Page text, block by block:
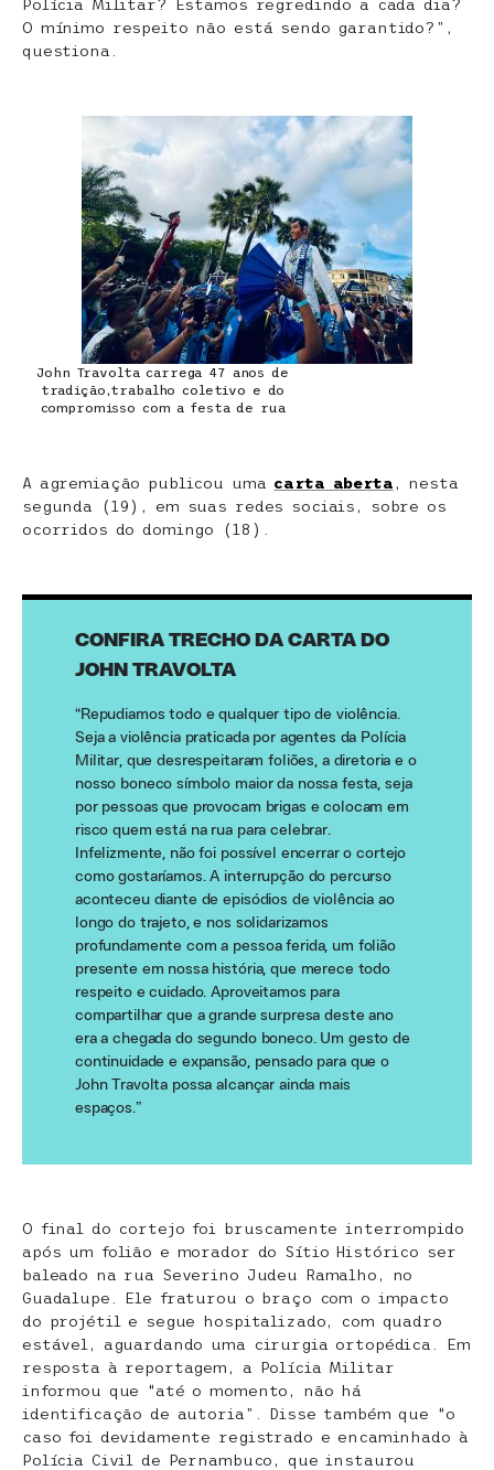
Polícia Militar? Estamos regredindo a cada dia?
O mínimo respeito não está sendo garantido?”,
questiona.
John Travolta carrega 47 anos de
tradição,trabalho coletivo e do
compromisso com a festa de rua
A agremiação publicou uma carta aberta , nesta
segunda (19), em suas redes sociais, sobre os
ocorridos do domingo (18).
CONFIRA TRECHO DA CARTA DO
JOHN TRAVOLTA
“Repudiamos todo e qualquer tipo de violência.
Seja a violência praticada por agentes da Polícia
Militar, que desrespeitaram foliões, a diretoria e o
nosso boneco símbolo maior da nossa festa, seja
por pessoas que provocam brigas e colocam em
risco quem está na rua para celebrar.
Infelizmente, não foi possível encerrar o cortejo
como gostaríamos. A interrupção do percurso
aconteceu diante de episódios de violência ao
longo do trajeto, e nos solidarizamos
profundamente com a pessoa ferida, um folião
presente em nossa história, que merece todo
respeito e cuidado. Aproveitamos para
compartilhar que a grande surpresa deste ano
era a chegada do segundo boneco. Um gesto de
continuidade e expansão, pensado para que o
John Travolta possa alcançar ainda mais
espaços.”
O final do cortejo foi bruscamente interrompido
após um folião e morador do Sítio Histórico ser
baleado na rua Severino Judeu Ramalho, no
Guadalupe. Ele fraturou o braço com o impacto
do projétil e segue hospitalizado, com quadro
estável, aguardando uma cirurgia ortopédica. Em
resposta à reportagem, a Polícia Militar
informou que “até o momento, não há
identificação de autoria”. Disse também que “o
caso foi devidamente registrado e encaminhado à
Polícia Civil de Pernambuco, que instaurou